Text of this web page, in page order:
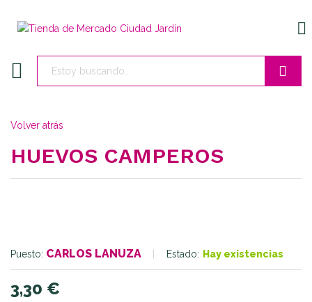
Volver atrás
HUEVOS CAMPEROS
Puesto: CARLOS LANUZA Estado: Hay existencias
3,30 €